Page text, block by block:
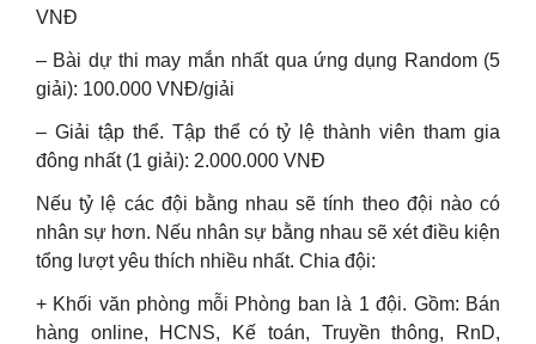
VNĐ
– Bài dự thi may mắn nhất qua ứng dụng Random (5
giải): 100.000 VNĐ/giải
– Giải tập thể. Tập thể có tỷ lệ thành viên tham gia
đông nhất (1 giải): 2.000.000 VNĐ
Nếu tỷ lệ các đội bằng nhau sẽ tính theo đội nào có
nhân sự hơn. Nếu nhân sự bằng nhau sẽ xét điều kiện
tổng lượt yêu thích nhiều nhất. Chia đội:
+ Khối văn phòng mỗi Phòng ban là 1 đội. Gồm: Bán
hàng online, HCNS, Kế toán, Truyền thông, RnD,